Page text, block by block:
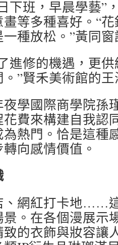
下班，早晨學藝”
等多種喜好。“
種放松。”黃同
進修的機遇，更
”賢禾美術館的
學國際商學院孫
費來構建自我認
熱門。恰是這種
向感情價值。
、網紅打卡地……
。在各個漫展示
的衣飾與妝容讓